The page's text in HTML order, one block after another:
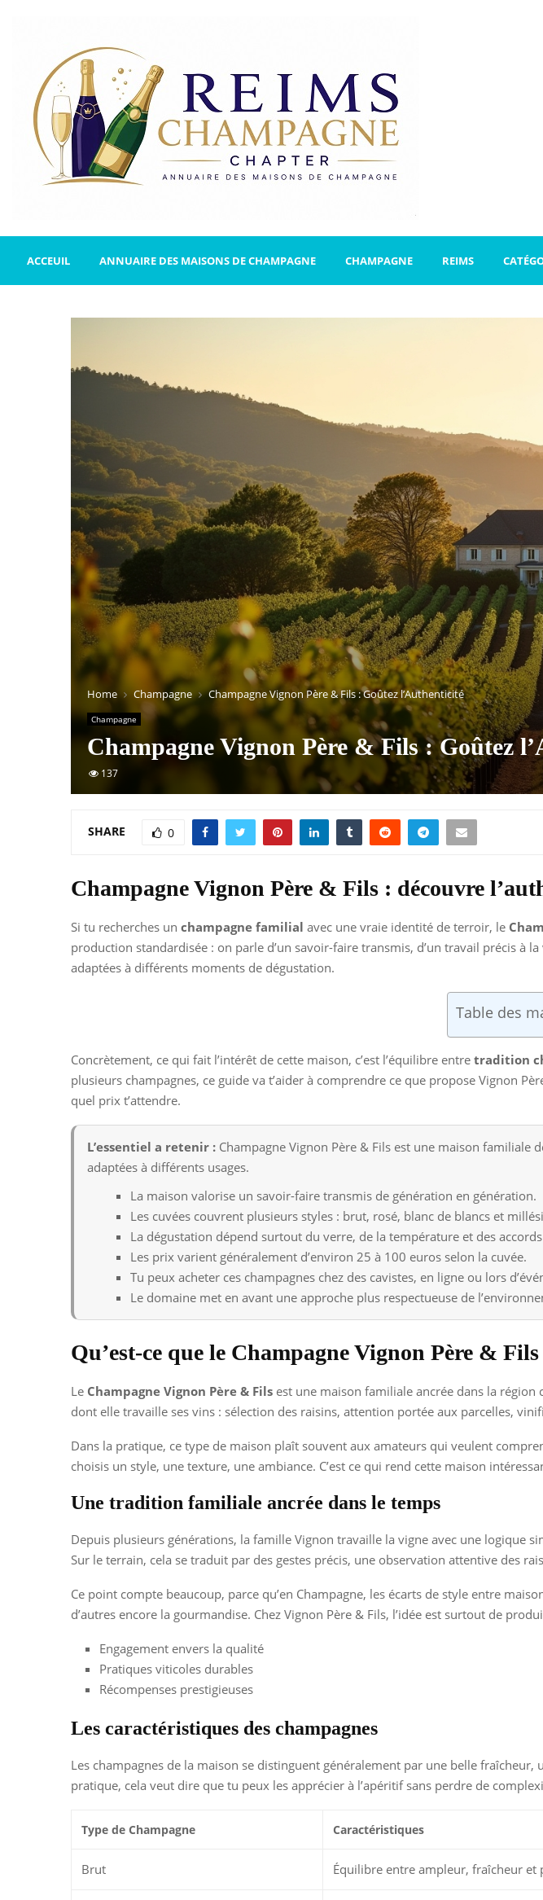
ACCEUIL ANNUAIRE DES MAISONS DE CHAMPAGNE CHAMPAGNE REIMS
Home Champagne Champagne Vignon Père & Fils : Goûtez l’Authenticité
Champagne
Champagne Vignon Père & Fils : Goûtez
137
SHARE 0
Champagne Vignon Père & Fils : découvre
Si tu recherches un champagne familial avec une vraie identité de terroir, le
production standardisée : on parle d’un savoir-faire transmis, d’un travail précis à
adaptées à différents moments de dégustation.
Table des
Concrètement, ce qui fait l’intérêt de cette maison, c’est l’équilibre entre tradition
plusieurs champagnes, ce guide va t’aider à comprendre ce que propose Vignon
quel prix t’attendre.
L’essentiel a retenir : Champagne Vignon Père & Fils est une maison familiale
adaptées à différents usages.
La maison valorise un savoir-faire transmis de génération en génération.
Les cuvées couvrent plusieurs styles : brut, rosé, blanc de blancs et
La dégustation dépend surtout du verre, de la température et des
Les prix varient généralement d’environ 25 à 100 euros selon la cuvée.
Tu peux acheter ces champagnes chez des cavistes, en ligne ou lors
Le domaine met en avant une approche plus respectueuse de
Qu’est-ce que le Champagne Vignon Père & Fils
Le Champagne Vignon Père & Fils est une maison familiale ancrée dans la
dont elle travaille ses vins : sélection des raisins, attention portée aux parcelles,
Dans la pratique, ce type de maison plaît souvent aux amateurs qui veulent
choisis un style, une texture, une ambiance. C’est ce qui rend cette maison
Une tradition familiale ancrée dans le temps
Depuis plusieurs générations, la famille Vignon travaille la vigne avec une logique
Sur le terrain, cela se traduit par des gestes précis, une observation attentive des
Ce point compte beaucoup, parce qu’en Champagne, les écarts de style entre
d’autres encore la gourmandise. Chez Vignon Père & Fils, l’idée est surtout de
Engagement envers la qualité
Pratiques viticoles durables
Récompenses prestigieuses
Les caractéristiques des champagnes
Les champagnes de la maison se distinguent généralement par une belle
pratique, cela veut dire que tu peux les apprécier à l’apéritif sans perdre de
Type de Champagne Caractéristiques
Brut Équilibre entre ampleur, fraîcheur et